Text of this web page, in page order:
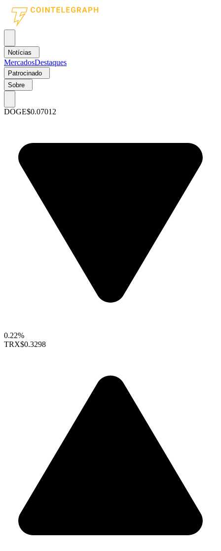
Notícias
MercadosDestaques
Patrocinado
Sobre
DOGE$0.07012
0.22%
TRX$0.3298